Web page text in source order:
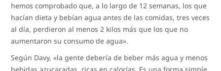
hemos comprobado que, a lo largo de 12 semanas, los que
hacían dieta y bebían agua antes de las comidas, tres veces
al día, perdieron al menos 2 kilos más que los que no
aumentaron su consumo de agua».
Según Davy, «la gente debería de beber más agua y menos
bebidas azucaradas, ricas en calorías. Es una forma simple